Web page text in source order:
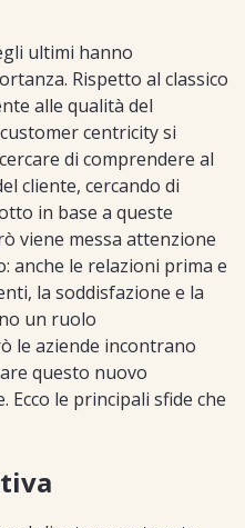
ultimi hanno
Rispetto al classico
alle qualità del
centricity si
di comprendere al
cliente, cercando di
in base a queste
viene messa attenzione
anche le relazioni prima e
la soddisfazione e la
un ruolo
le aziende incontrano
questo nuovo
le principali sfide che